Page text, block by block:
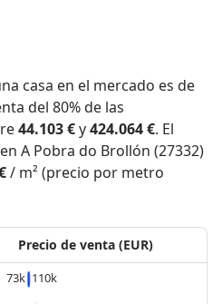
casa en el mercado es de
del 80% de las
44.103 €y424.064 €. El
A Pobra do Brollón (27332)
/ m² (precio por metro
Precio de venta (EUR)
73k 110k